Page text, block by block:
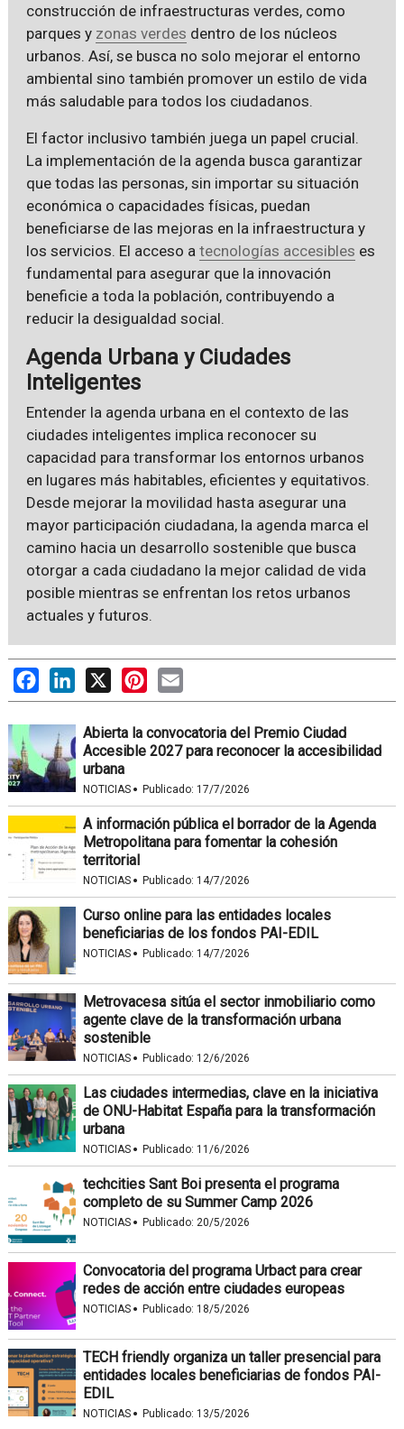
construcción de infraestructuras verdes, como
parques y zonas verdes dentro de los núcleos
urbanos. Así, se busca no solo mejorar el entorno
ambiental sino también promover un estilo de vida
más saludable para todos los ciudadanos.
El factor inclusivo también juega un papel crucial.
La implementación de la agenda busca garantizar
que todas las personas, sin importar su situación
económica o capacidades físicas, puedan
beneficiarse de las mejoras en la infraestructura y
los servicios. El acceso a tecnologías accesibles es
fundamental para asegurar que la innovación
beneficie a toda la población, contribuyendo a
reducir la desigualdad social.
Agenda Urbana y Ciudades
Inteligentes
Entender la agenda urbana en el contexto de las
ciudades inteligentes implica reconocer su
capacidad para transformar los entornos urbanos
en lugares más habitables, eficientes y equitativos.
Desde mejorar la movilidad hasta asegurar una
mayor participación ciudadana, la agenda marca el
camino hacia un desarrollo sostenible que busca
otorgar a cada ciudadano la mejor calidad de vida
posible mientras se enfrentan los retos urbanos
actuales y futuros.
FacebookLinkedIn
X PinterestEmail
Abierta la convocatoria del Premio Ciudad
Accesible 2027 para reconocer la accesibilidad
urbana
NOTICIAS · Publicado: 17/7/2026
A información pública el borrador de la Agenda
Metropolitana para fomentar la cohesión
territorial
NOTICIAS · Publicado: 14/7/2026
Curso online para las entidades locales
beneficiarias de los fondos PAI-EDIL
NOTICIAS · Publicado: 14/7/2026
Metrovacesa sitúa el sector inmobiliario como
agente clave de la transformación urbana
sostenible
NOTICIAS · Publicado: 12/6/2026
Las ciudades intermedias, clave en la iniciativa
de ONU-Habitat España para la transformación
urbana
NOTICIAS · Publicado: 11/6/2026
techcities Sant Boi presenta el programa
completo de su Summer Camp 2026
NOTICIAS · Publicado: 20/5/2026
Convocatoria del programa Urbact para crear
redes de acción entre ciudades europeas
NOTICIAS · Publicado: 18/5/2026
TECH friendly organiza un taller presencial para
entidades locales beneficiarias de fondos PAI-
EDIL
NOTICIAS · Publicado: 13/5/2026